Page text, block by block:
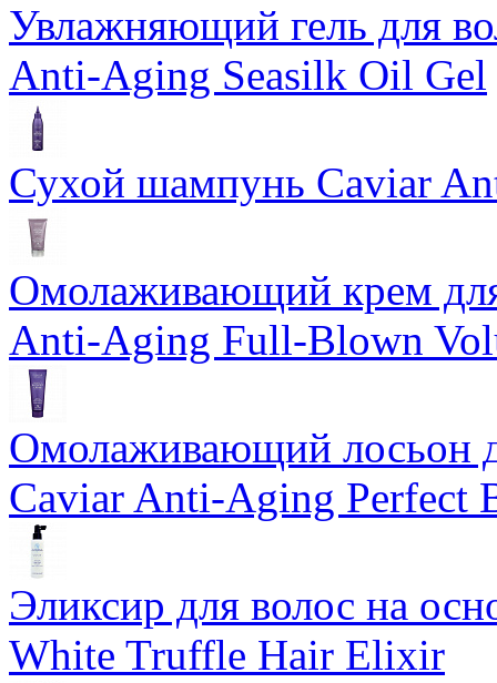
Увлажняющий гель для
Anti-Aging Seasilk Oil Gel
Сухой шампунь Caviar
Омолаживающий крем
Anti-Aging Full-Blown
Омолаживающий лосьон
Caviar Anti-Aging Perfect
Эликсир для волос на
White Truffle Hair Elixir